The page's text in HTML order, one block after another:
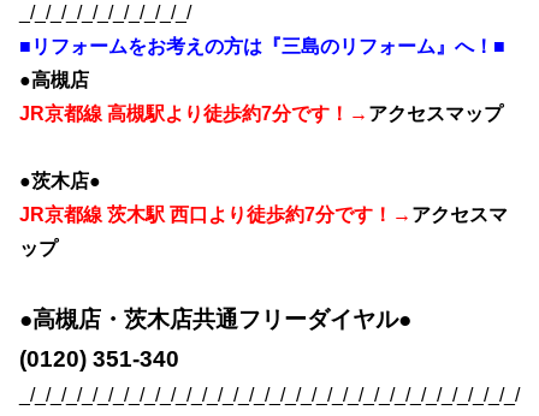
_/_/_/_/_/_/_/_/_/_/_/
■リフォームをお考えの方は『三島のリフォーム』へ！■
●高槻店
JR京都線 高槻駅より徒歩約7分です！→ アクセスマップ
●茨木店●
JR京都線 茨木駅 西口より徒歩約7分です！→ アクセスマ
ップ
●高槻店・茨木店共通フリーダイヤル●
(0120) 351-340
_/_/_/_/_/_/_/_/_/_/_/_/_/_/_/_/_/_/_/_/_/_/_/_/_/_/_/_/_/_/_/_/